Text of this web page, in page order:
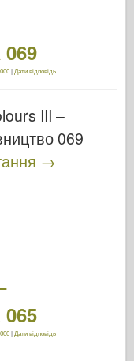
| Дати відповідь
III –
069
→
| Дати відповідь